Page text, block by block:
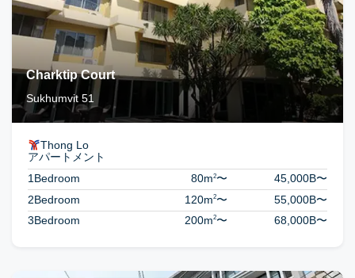
Charktip Court
Sukhumvit 51
Thong Lo
アパートメント
1Bedroom
80m2〜 45,000B〜
2Bedroom
120m2〜 55,000B〜
3Bedroom
200m2〜 68,000B〜